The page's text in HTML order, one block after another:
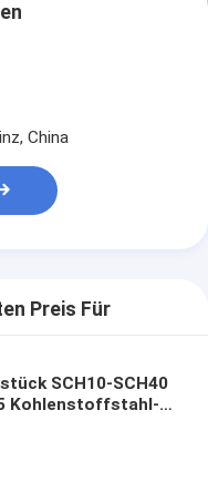
China
Preis Für
SCH10-SCH40
Kohlenstoffstahl-